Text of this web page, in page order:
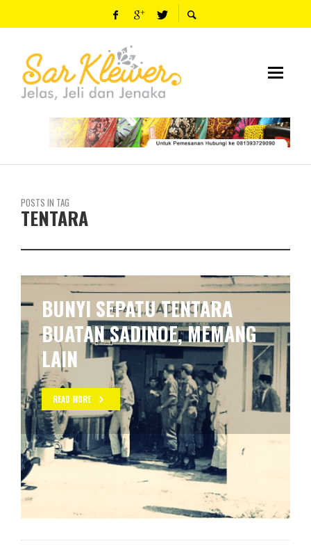
POSTS IN TAG
TENTARA
BUNYI SEPATU TENTARA
BUATAN SADINOE, MEMANG
LAIN
READ MORE